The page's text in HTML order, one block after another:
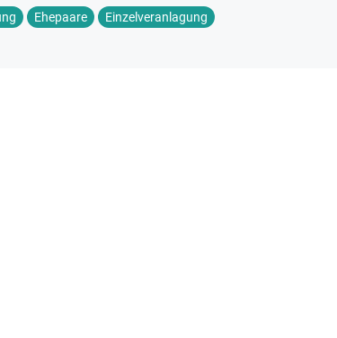
Ehepaare Einzelveranlagung